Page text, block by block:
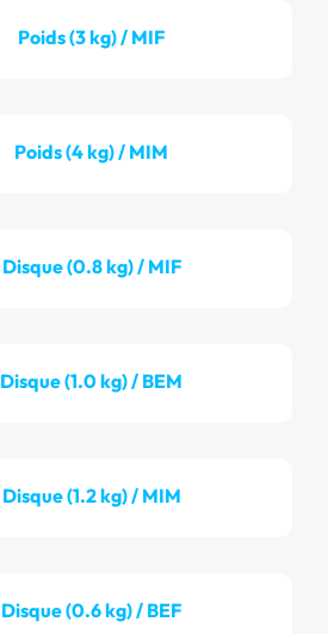
Poids (3 kg) / MIF
Poids (4 kg) / MIM
Disque (0.8 kg) / MIF
Disque (1.0 kg) / BEM
Disque (1.2 kg) / MIM
Disque (0.6 kg) / BEF